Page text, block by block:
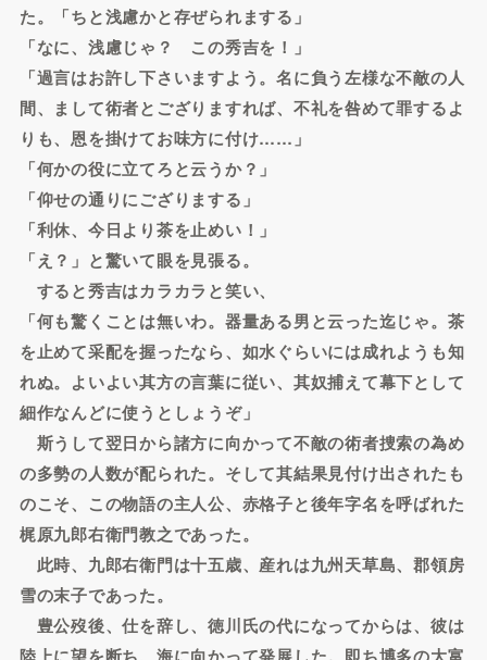
た。「ちと浅慮かと存ぜられまする」
「なに、浅慮じゃ？ この秀吉を！」
「過言はお許し下さいますよう。名に負う左様な不敵の人
間、まして術者とござりますれば、不礼を咎めて罪するよ
りも、恩を掛けてお味方に付け……」
「何かの役に立てろと云うか？」
「仰せの通りにござりまする」
「利休、今日より茶を止めい！」
「え？」と驚いて眼を見張る。
すると秀吉はカラカラと笑い、
「何も驚くことは無いわ。器量ある男と云った迄じゃ。茶
を止めて采配を握ったなら、如水ぐらいには成れようも知
れぬ。よいよい其方の言葉に従い、其奴捕えて幕下として
細作なんどに使うとしょうぞ」
斯うして翌日から諸方に向かって不敵の術者捜索の為め
の多勢の人数が配られた。そして其結果見付け出されたも
のこそ、この物語の主人公、赤格子と後年字名を呼ばれた
梶原九郎右衛門教之であった。
此時、九郎右衛門は十五歳、産れは九州天草島、郡領房
雪の末子であった。
豊公歿後、仕を辞し、徳川氏の代になってからは、彼は
陸上に望を断ち、海に向かって発展した。即ち博多の大富